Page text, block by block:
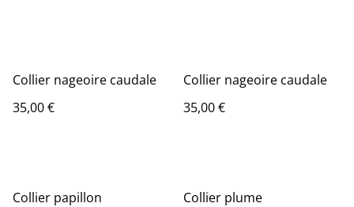
Collier nageoire caudale
35,00 €
Collier nageoire caudale
35,00 €
Collier papillon
Collier plume